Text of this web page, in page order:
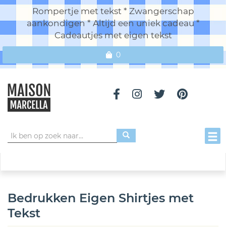
Rompertje met tekst * Zwangerschap
aankondigen * Altijd een uniek cadeau *
Cadeautjes met eigen tekst
0
Bedrukken Eigen Shirtjes met
Tekst